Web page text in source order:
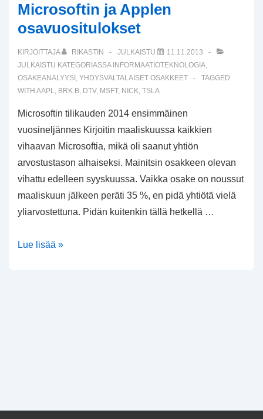
(A-
F)
Microsoftin ja Applen
osavuositulokset
KIRJOITTAJA RIKASTIN JULKAISTU
11.11.2013
JULKAISTU KATEGORIASSA INFORMAATIOTEKNOLOGIA,
OSAKEANALYYSI , YHDYSVALTALAISET OSAKKEET
TAGGED
WITH AAPL, BRK.B, DTV, MSFT, NICK, TSLA
Microsoftin tilikauden 2014 ensimmäinen
vuosineljännes Kirjoitin maaliskuussa kaikkien
vihaavan Microsoftia, mikä oli saanut yhtiön
arvostustason alhaiseksi. Mainitsin osakkeen olevan
vihattu edelleen syyskuussa. Vaikka osake on noussut
maaliskuun jälkeen peräti 35 %, en pidä yhtiötä vielä
yliarvostettuna. Pidän kuitenkin tällä hetkellä …
Microsoftin
Lue lisää »